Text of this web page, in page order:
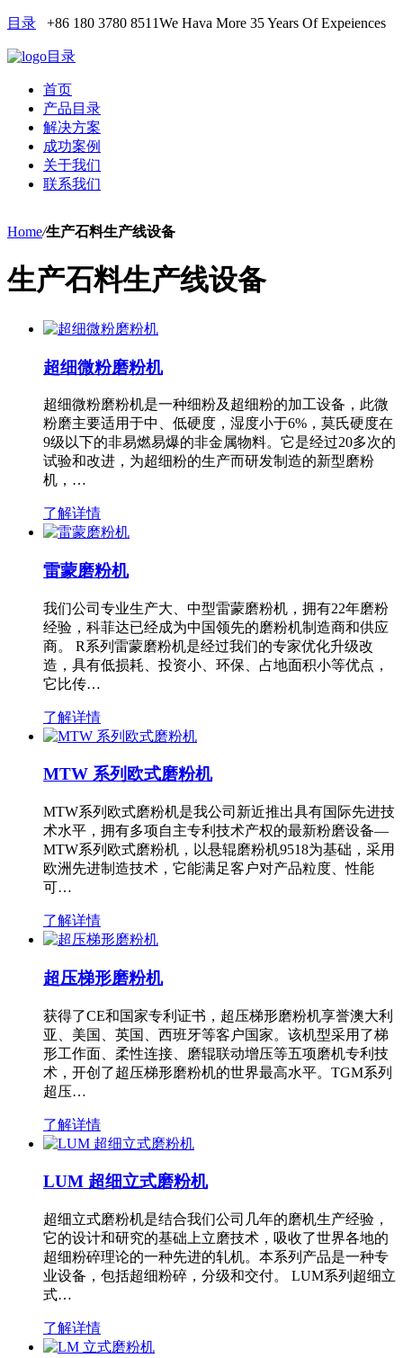
目录 +86 180 3780 8511We Hava More 35 Years Of Expeiences
目录
首页
产品目录
解决方案
成功案例
关于我们
联系我们
Home/生产石料生产线设备
生产石料生产线设备
超细微粉磨粉机
超细微粉磨粉机是一种细粉及超细粉的加工设备，此微
粉磨主要适用于中、低硬度，湿度小于6%，莫氏硬度在
9级以下的非易燃易爆的非金属物料。它是经过20多次的
试验和改进，为超细粉的生产而研发制造的新型磨粉
机，…
了解详情
雷蒙磨粉机
我们公司专业生产大、中型雷蒙磨粉机，拥有22年磨粉
经验，科菲达已经成为中国领先的磨粉机制造商和供应
商。 R系列雷蒙磨粉机是经过我们的专家优化升级改
造，具有低损耗、投资小、环保、占地面积小等优点，
它比传…
了解详情
MTW 系列欧式磨粉机
MTW系列欧式磨粉机是我公司新近推出具有国际先进技
术水平，拥有多项自主专利技术产权的最新粉磨设备—
MTW系列欧式磨粉机，以悬辊磨粉机9518为基础，采用
欧洲先进制造技术，它能满足客户对产品粒度、性能
可…
了解详情
超压梯形磨粉机
获得了CE和国家专利证书，超压梯形磨粉机享誉澳大利
亚、美国、英国、西班牙等客户国家。该机型采用了梯
形工作面、柔性连接、磨辊联动增压等五项磨机专利技
术，开创了超压梯形磨粉机的世界最高水平。TGM系列
超压…
了解详情
LUM 超细立式磨粉机
超细立式磨粉机是结合我们公司几年的磨机生产经验，
它的设计和研究的基础上立磨技术，吸收了世界各地的
超细粉碎理论的一种先进的轧机。本系列产品是一种专
业设备，包括超细粉碎，分级和交付。 LUM系列超细立
式…
了解详情